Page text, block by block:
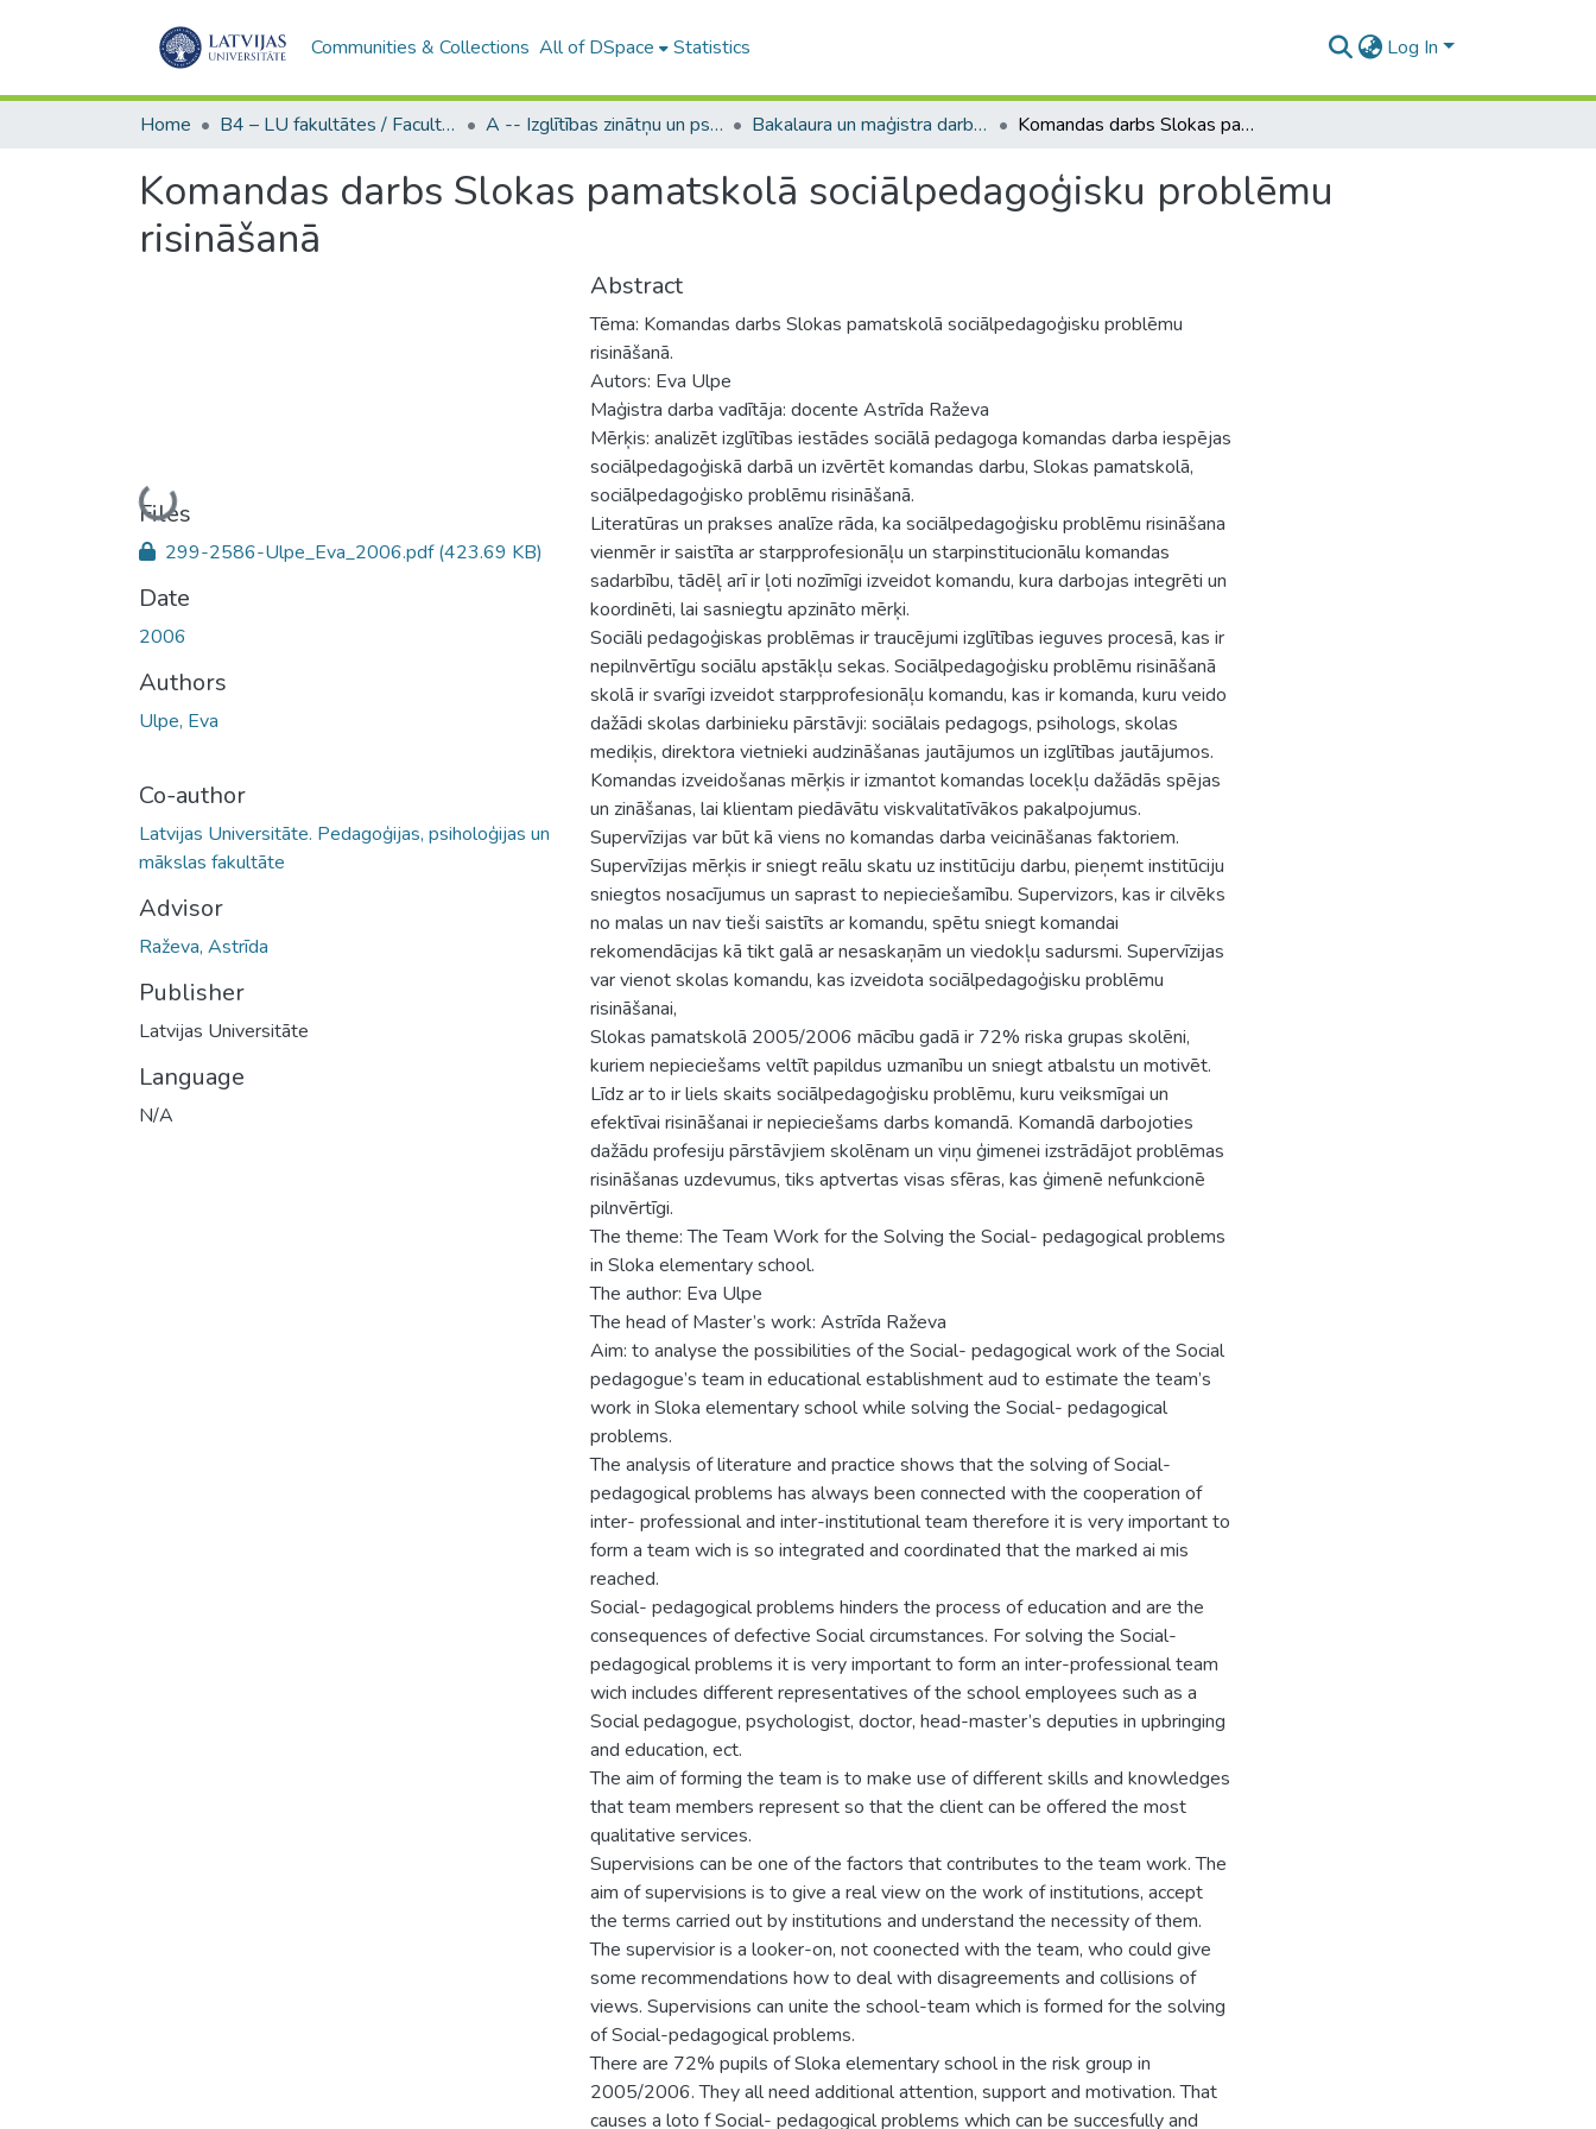
Communities & Collections All of DSpace Statistics Log In
Home B4 – LU fakultātes / Faculties of the UL A -- Izglītības zinātņu un psiholoģijas fakultāte / Faculty of Education Sciences and Psychology Bakalaura un maģistra darbi (PPMF) / Bachelor's and Master's theses Komandas darbs Slokas pamatskolā sociālpedagoģisku problēmu risināšanā
Komandas darbs Slokas pamatskolā sociālpedagoģisku problēmu
risināšanā
Loading...
Files
299-2586-Ulpe_Eva_2006.pdf(423.69 KB)
Date
2006
Authors
Ulpe, Eva
Co-author
Latvijas Universitāte. Pedagoģijas, psiholoģijas un
mākslas fakultāte
Advisor
Raževa, Astrīda
Publisher
Latvijas Universitāte
Language
N/A
Abstract
Tēma: Komandas darbs Slokas pamatskolā sociālpedagoģisku problēmu
risināšanā.
Autors: Eva Ulpe
Maģistra darba vadītāja: docente Astrīda Raževa
Mērķis: analizēt izglītības iestādes sociālā pedagoga komandas darba iespējas
sociālpedagoģiskā darbā un izvērtēt komandas darbu, Slokas pamatskolā,
sociālpedagoģisko problēmu risināšanā.
Literatūras un prakses analīze rāda, ka sociālpedagoģisku problēmu risināšana
vienmēr ir saistīta ar starpprofesionāļu un starpinstitucionālu komandas
sadarbību, tādēļ arī ir ļoti nozīmīgi izveidot komandu, kura darbojas integrēti un
koordinēti, lai sasniegtu apzināto mērķi.
Sociāli pedagoģiskas problēmas ir traucējumi izglītības ieguves procesā, kas ir
nepilnvērtīgu sociālu apstākļu sekas. Sociālpedagoģisku problēmu risināšanā
skolā ir svarīgi izveidot starpprofesionāļu komandu, kas ir komanda, kuru veido
dažādi skolas darbinieku pārstāvji: sociālais pedagogs, psihologs, skolas
mediķis, direktora vietnieki audzināšanas jautājumos un izglītības jautājumos.
Komandas izveidošanas mērķis ir izmantot komandas locekļu dažādās spējas
un zināšanas, lai klientam piedāvātu viskvalitatīvākos pakalpojumus.
Supervīzijas var būt kā viens no komandas darba veicināšanas faktoriem.
Supervīzijas mērķis ir sniegt reālu skatu uz institūciju darbu, pieņemt institūciju
sniegtos nosacījumus un saprast to nepieciešamību. Supervizors, kas ir cilvēks
no malas un nav tieši saistīts ar komandu, spētu sniegt komandai
rekomendācijas kā tikt galā ar nesaskaņām un viedokļu sadursmi. Supervīzijas
var vienot skolas komandu, kas izveidota sociālpedagoģisku problēmu
risināšanai,
Slokas pamatskolā 2005/2006 mācību gadā ir 72% riska grupas skolēni,
kuriem nepieciešams veltīt papildus uzmanību un sniegt atbalstu un motivēt.
Līdz ar to ir liels skaits sociālpedagoģisku problēmu, kuru veiksmīgai un
efektīvai risināšanai ir nepieciešams darbs komandā. Komandā darbojoties
dažādu profesiju pārstāvjiem skolēnam un viņu ģimenei izstrādājot problēmas
risināšanas uzdevumus, tiks aptvertas visas sfēras, kas ģimenē nefunkcionē
pilnvērtīgi.
The theme: The Team Work for the Solving the Social- pedagogical problems
in Sloka elementary school.
The author: Eva Ulpe
The head of Master’s work: Astrīda Raževa
Aim: to analyse the possibilities of the Social- pedagogical work of the Social
pedagogue’s team in educational establishment aud to estimate the team’s
work in Sloka elementary school while solving the Social- pedagogical
problems.
The analysis of literature and practice shows that the solving of Social-
pedagogical problems has always been connected with the cooperation of
inter- professional and inter-institutional team therefore it is very important to
form a team wich is so integrated and coordinated that the marked ai mis
reached.
Social- pedagogical problems hinders the process of education and are the
consequences of defective Social circumstances. For solving the Social-
pedagogical problems it is very important to form an inter-professional team
wich includes different representatives of the school employees such as a
Social pedagogue, psychologist, doctor, head-master’s deputies in upbringing
and education, ect.
The aim of forming the team is to make use of different skills and knowledges
that team members represent so that the client can be offered the most
qualitative services.
Supervisions can be one of the factors that contributes to the team work. The
aim of supervisions is to give a real view on the work of institutions, accept
the terms carried out by institutions and understand the necessity of them.
The supervisior is a looker-on, not coonected with the team, who could give
some recommendations how to deal with disagreements and collisions of
views. Supervisions can unite the school-team which is formed for the solving
of Social-pedagogical problems.
There are 72% pupils of Sloka elementary school in the risk group in
2005/2006. They all need additional attention, support and motivation. That
causes a loto f Social- pedagogical problems which can be succesfully and